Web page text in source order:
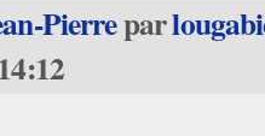
Pierrepar